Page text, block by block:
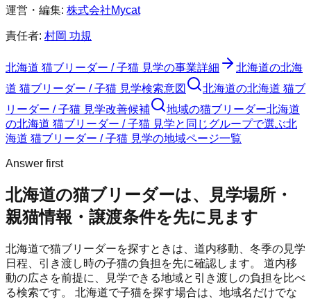
運営・編集: 株式会社Mycat
責任者: 村岡 功規
北海道 猫ブリーダー / 子猫 見学の事業詳細
北海道の北海
道 猫ブリーダー / 子猫 見学検索意図
北海道の北海道 猫ブ
リーダー / 子猫 見学改善候補
地域の猫ブリーダー北海道
の北海道 猫ブリーダー / 子猫 見学と同じグループで選ぶ北
海道 猫ブリーダー / 子猫 見学の地域ページ一覧
Answer first
北海道の猫ブリーダーは、見学場所・
親猫情報・譲渡条件を先に見ます
北海道で猫ブリーダーを探すときは、道内移動、冬季の見学
日程、引き渡し時の子猫の負担を先に確認します。 道内移
動の広さを前提に、見学できる地域と引き渡しの負担を比べ
る検索です。 北海道で子猫を探す場合は、地域名だけでな